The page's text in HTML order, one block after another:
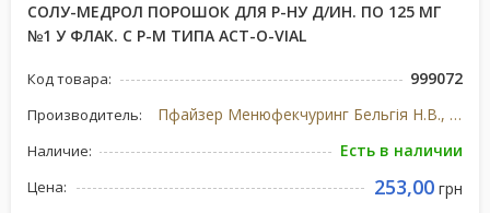
СОЛУ-МЕДРОЛ ПОРОШОК ДЛЯ Р-НУ Д/ИН. ПО 125 МГ
№1 У ФЛАК. С Р-М ТИПА ACT-O-VIAL
Код товара: 999072
Производитель: Пфайзер Менюфекчуринг Бельгія Н.В., Бельгія/США
Наличие: Есть в наличии
Цена: 253,00 грн